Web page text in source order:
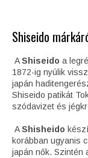
Shiseido
AShiseido a
1872-ig nyúlik
japán
Shiseido patikát
szódavizet és
AShisheido
korábban ugyanis
japán nők. Szintén